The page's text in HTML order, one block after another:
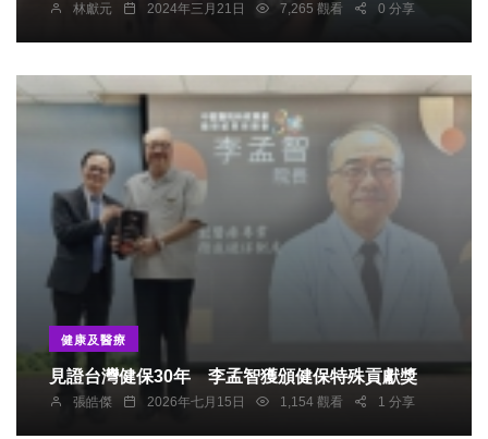
林獻元 2024年三月21日 7,265 觀看 0 分享
健康及醫療
見證台灣健保30年 李孟智獲頒健保特殊貢獻獎
張皓傑 2026年七月15日 1,154 觀看 1 分享